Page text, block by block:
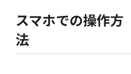
スマホでの操作方
法